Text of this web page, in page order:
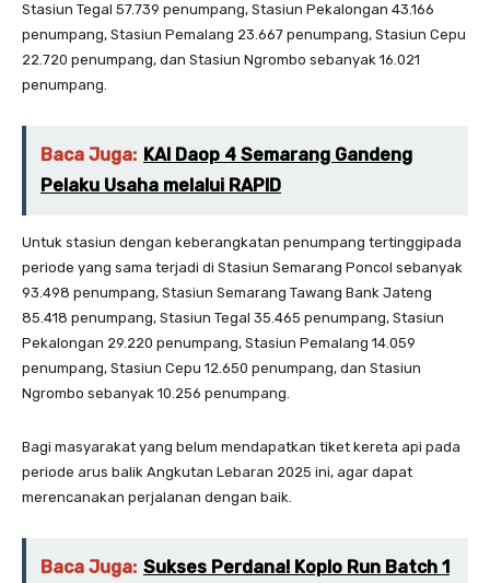
Stasiun Tegal 57.739 penumpang, Stasiun Pekalongan 43.166
penumpang, Stasiun Pemalang 23.667 penumpang, Stasiun Cepu
22.720 penumpang, dan Stasiun Ngrombo sebanyak 16.021
penumpang.
Baca Juga: KAI Daop 4 Semarang Gandeng
Pelaku Usaha melalui RAPID
Untuk stasiun dengan keberangkatan penumpang tertinggipada
periode yang sama terjadi di Stasiun Semarang Poncol sebanyak
93.498 penumpang, Stasiun Semarang Tawang Bank Jateng
85.418 penumpang, Stasiun Tegal 35.465 penumpang, Stasiun
Pekalongan 29.220 penumpang, Stasiun Pemalang 14.059
penumpang, Stasiun Cepu 12.650 penumpang, dan Stasiun
Ngrombo sebanyak 10.256 penumpang.
Bagi masyarakat yang belum mendapatkan tiket kereta api pada
periode arus balik Angkutan Lebaran 2025 ini, agar dapat
merencanakan perjalanan dengan baik.
Baca Juga: Sukses Perdana! Koplo Run Batch 1